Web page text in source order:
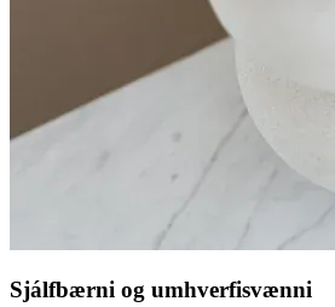
Sjálfbærni og umhverfisvænni